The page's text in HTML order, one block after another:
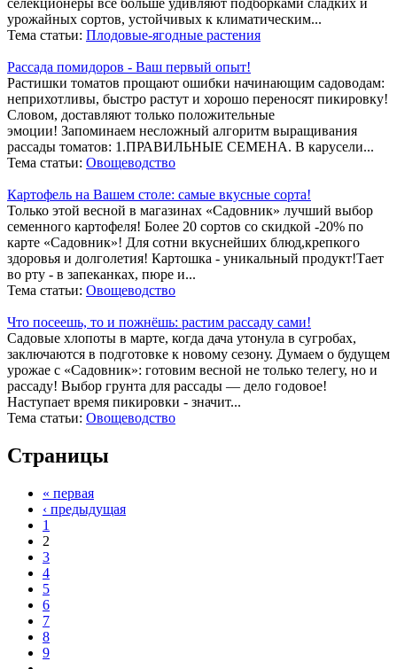
урожайных сортов, устойчивых к климатическим...
Тема статьи: Плодовые-ягодные растения
Рассада помидоров - Ваш первый опыт!
Растишки томатов прощают ошибки начинающим садоводам:
неприхотливы, быстро растут и хорошо переносят пикировку!
Словом, доставляют только положительные
эмоции! Запоминаем несложный алгоритм выращивания
рассады томатов: 1.ПРАВИЛЬНЫЕ СЕМЕНА. В карусели...
Тема статьи: Овощеводство
Картофель на Вашем столе: самые вкусные сорта!
Только этой весной в магазинах «Садовник» лучший выбор
семенного картофеля! Более 20 сортов со скидкой -20% по
карте «Садовник»! Для сотни вкуснейших блюд,крепкого
здоровья и долголетия! Картошка - уникальный продукт!Тает
во рту - в запеканках, пюре и...
Тема статьи: Овощеводство
Что посеешь, то и пожнёшь: растим рассаду сами!
Садовые хлопоты в марте, когда дача утонула в сугробах,
заключаются в подготовке к новому сезону. Думаем о будущем
урожае с «Садовник»: готовим весной не только телегу, но и
рассаду! Выбор грунта для рассады — дело годовое!
Наступает время пикировки - значит...
Тема статьи: Овощеводство
Страницы
« первая
‹ предыдущая
1
2
3
4
5
6
7
8
9